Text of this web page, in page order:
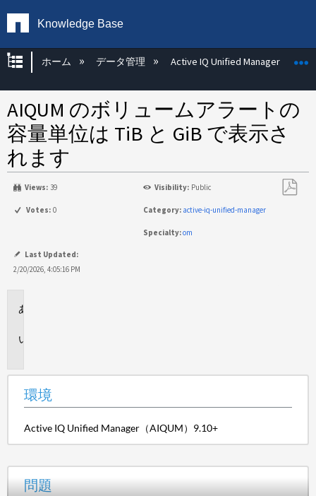
Knowledge Base
グローバル階層を展開/折りたたむ
ホーム データ管理 Active IQ Unified Manager
AIQUM のボリュームアラートの
容量単位は TiB と GiB で表示さ
れます
Views: 39 Visibility: Public
Votes: 0 Category: active-iq-unified-manager
Specialty:om
Last Updated:
2/20/2026, 4:05:16 PM
環境
Active IQ Unified Manager（AIQUM）9.10+
問題